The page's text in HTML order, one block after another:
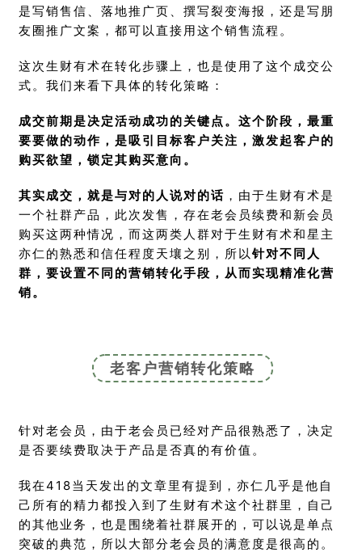
是写销售信、落地推广页、撰写裂变海报，还是写朋
友圈推广文案，都可以直接用这个销售流程。
这次生财有术在转化步骤上，也是使用了这个成交公
式。我们来看下具体的转化策略：
成交前期是决定活动成功的关键点。这个阶段，最重
要要做的动作，是吸引目标客户关注，激发起客户的
购买欲望，锁定其购买意向。
其实成交，就是与对的人说对的话 ，由于生财有术是
一个社群产品，此次发售，存在老会员续费和新会员
购买这两种情况，而这两类人群对于生财有术和星主
亦仁的熟悉和信任程度天壤之别，所以针对不同人
群，要设置不同的营销转化手段，从而实现精准化营
销。
老客户营销转化策略
针对老会员，由于老会员已经对产品很熟悉了，决定
是否要续费取决于产品是否真的有价值。
我在418当天发出的文章里有提到，亦仁几乎是他自
己所有的精力都投入到了生财有术这个社群里，自己
的其他业务，也是围绕着社群展开的，可以说是单点
突破的典范，所以大部分老会员的满意度是很高的。